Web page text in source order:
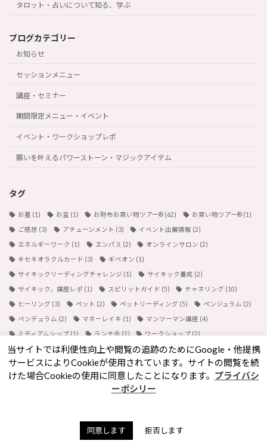
タロット・占いについて知る、学ぶ
ブログカテゴリー
お知らせ
セッションメニュー
講座・セミナー
期間限定メニュー・イベント
イベント・ワークショップレポ
願いを叶えるパワーストーン・マジックアイテム
タグ
お墓 (1) お盆 (1) お財布お買い物ツアー®︎ (62) お買い物ツアー®︎(1)
ご感想 (3) アチューンメント (3) イベント出展情報 (2)
エネルギーワーク (1) エンパス (2) オンラインサロン (2)
キセキオラクルカード (3) ギベオン (1)
サイキックリーディングチャレンジ (1) サイキック養成 (2)
サイキック，講座レポ (1) スピリットガイド (5) チャネリング (10)
ヒーリング (3) ペット (2) ペットリーディング (5) ペンジュラム (2)
ペンデュラム (2) マネーレイキ (1) マンツーマン講座 (4)
ミディアムシップ (1) ランチ会 (2) ワークショップ (2)
内なる龍覚醒(2) 動画講座(1) 動画販売(1) 占い(2)
天山金脈のワーク (1) 彼岸(1) 悪霊 (1) 手帳 (1) 春日大社(1)
東京(1) 水晶球視，スクライイング，講座レポ(1) 浄化方法(1)
開運手帳(1) 霊能者
当サイトでは利便性向上や閲覧の追跡のためにGoogle・他提携
サービスによりCookieが使用されています。サイトの閲覧を続
けた場合Cookieの使用に同意したことになります。 プライバシ
ーポシリー
同意します 拒否します